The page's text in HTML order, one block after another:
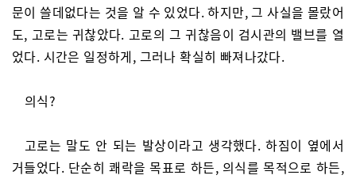
문이 쓸데없다는 것을 알 수 있었다. 하지만, 그 사실을 몰랐어
도, 고로는 귀찮았다. 고로의 그 귀찮음이 검시관의 밸브를 열
었다. 시간은 일정하게, 그러나 확실히 빠져나갔다.
의식?
고로는 말도 안 되는 발상이라고 생각했다. 하짐이 옆에서
거들었다. 단순히 쾌락을 목표로 하든, 의식를 목적으로 하든,